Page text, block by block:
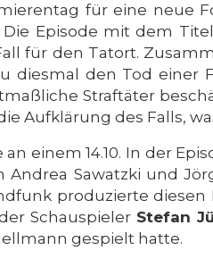
für eine neue
Die Episode mit dem Titel
für den Tatort.
diesmal den Tod
Straftäter
Aufklärung des Falls,
einem 14.10. In der
Sawatzki und
produzierte diesen
Schauspieler Stefan
gespielt hatte.